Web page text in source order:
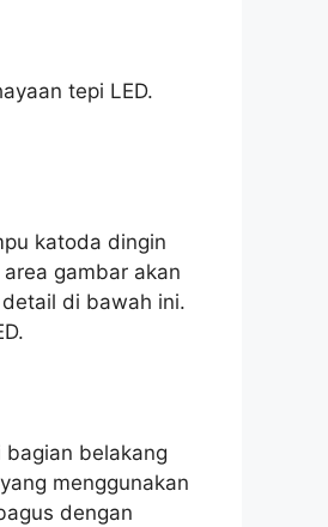
tepi LED.
katoda dingin
gambar akan
di bawah ini.
bagian belakang
menggunakan
dengan